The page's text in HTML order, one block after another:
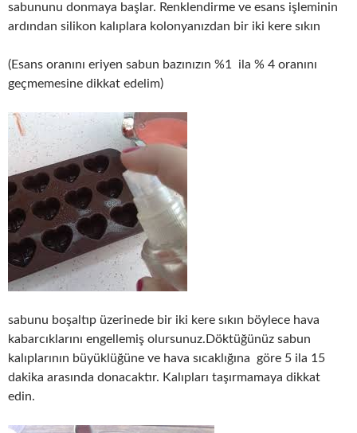
sabununu donmaya başlar. Renklendirme ve esans işleminin
ardından silikon kalıplara kolonyanızdan bir iki kere sıkın
(Esans oranını eriyen sabun bazınızın %1 ila % 4 oranını
geçmemesine dikkat edelim)
sabunu boşaltıp üzerinede bir iki kere sıkın böylece hava
kabarcıklarını engellemiş olursunuz.Döktüğünüz sabun
kalıplarının büyüklüğüne ve hava sıcaklığına göre 5 ila 15
dakika arasında donacaktır. Kalıpları taşırmamaya dikkat
edin.